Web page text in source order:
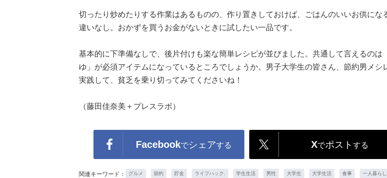
切ったり炒めたりする作業はあるものの、作り置きしておけば、ごはんのいいお供にな
違いなし。おかずを買うお金がないときに試したい一品です。
基本的に下準備なしで、後片付けも楽な簡単レシピが並びました。共通して言えるのは
ゆ」が必須アイテムになっているところでしょうか。男子大学生の皆さん、節約男メシ
実践して、貧乏を乗り切ってみてくださいね！
（藤田佳奈美＋プレスラボ）
Facebookでシェアする Xでポスト する
関連キーワード： グルメ 節約 貯金 ライフハック. 学生生活 男性 大学生 大学生活 食事 一人暮らし